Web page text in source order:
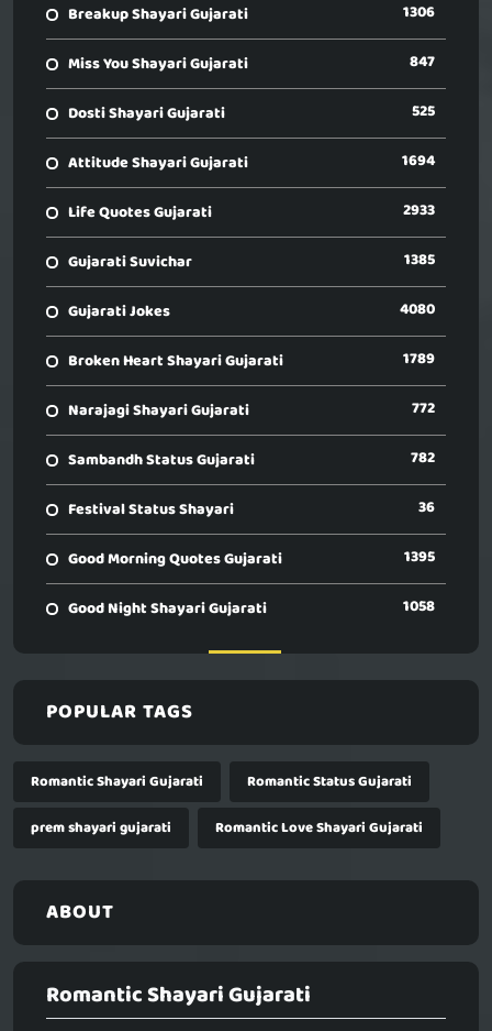
Breakup Shayari Gujarati 1306
Miss You Shayari Gujarati 847
Dosti Shayari Gujarati 525
Attitude Shayari Gujarati 1694
Life Quotes Gujarati 2933
Gujarati Suvichar 1385
Gujarati Jokes 4080
Broken Heart Shayari Gujarati 1789
Narajagi Shayari Gujarati 772
Sambandh Status Gujarati 782
Festival Status Shayari 36
Good Morning Quotes Gujarati 1395
Good Night Shayari Gujarati 1058
POPULAR TAGS
Romantic Shayari Gujarati
Romantic Status Gujarati
prem shayari gujarati
Romantic Love Shayari Gujarati
ABOUT
Romantic Shayari Gujarati